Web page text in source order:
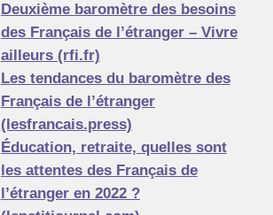
Deuxième baromètre des besoins
des Français de l’étranger – Vivre
ailleurs (rfi.fr)
Les tendances du baromètre des
Français de l’étranger
(lesfrancais.press)
Éducation, retraite, quelles sont
les attentes des Français de
l’étranger en 2022 ?